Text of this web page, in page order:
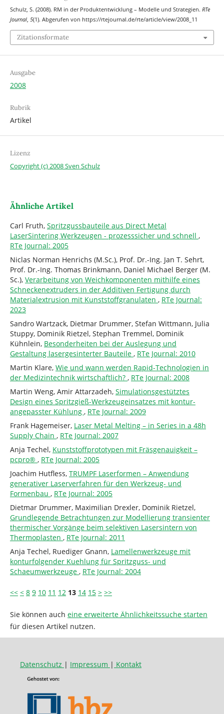
Schulz, S. (2008). RM in der Produktentwicklung – Modelle und Strategien. RTe
Journal, 5(1). Abgerufen von https://rtejournal.de/rte/article/view/2008_11
Zitationsformate
Ausgabe
2008
Rubrik
Artikel
Lizenz
Copyright (c) 2008 Sven Schulz
Ähnliche Artikel
Carl Fruth, Spritzgussbauteile aus Direct Metal
LaserSintering Werkzeugen - prozesssicher und schnell ,
RTe Journal: 2005
Niclas Norman Henrichs (M.Sc.), Prof. Dr.-Ing. Jan T. Sehrt,
Prof. Dr.-Ing. Thomas Brinkmann, Daniel Michael Berger (M.
Sc.), Verarbeitung von Weichkomponenten mithilfe eines
Schneckenextruders in der Additiven Fertigung durch
Materialextrusion mit Kunststoffgranulaten , RTe Journal:
2023
Sandro Wartzack, Dietmar Drummer, Stefan Wittmann, Julia
Stuppy, Dominik Rietzel, Stephan Tremmel, Dominik
Kühnlein, Besonderheiten bei der Auslegung und
Gestaltung lasergesinterter Bauteile , RTe Journal: 2010
Martin Klare, Wie und wann werden Rapid-Technologien in
der Medizintechnik wirtschaftlich? , RTe Journal: 2008
Martin Weng, Amir Attarzadeh, Simulationsgestütztes
Design eines Spritzgieß-Werkzeugeinsatzes mit kontur-
angepasster Kühlung , RTe Journal: 2009
Frank Hagemeiser, Laser Metal Melting – in Series in a 48h
Supply Chain , RTe Journal: 2007
Anja Techel, Kunststoffprototypen mit Fräsgenauigkeit –
pcpro® , RTe Journal: 2005
Joachim Hutfless, TRUMPF Laserformen – Anwendung
generativer Laserverfahren für den Werkzeug- und
Formenbau , RTe Journal: 2005
Dietmar Drummer, Maximilian Drexler, Dominik Rietzel,
Grundlegende Betrachtungen zur Modellierung transienter
thermischer Vorgänge beim selektiven Lasersintern von
Thermoplasten , RTe Journal: 2011
Anja Techel, Ruediger Gnann, Lamellenwerkzeuge mit
konturfolgender Kuehlung für Spritzguss- und
Schaeumwerkzeuge , RTe Journal: 2004
<< < 8 9 10 11 12 13 14 15 > >>
Sie können auch eine erweiterte Ähnlichkeitssuche starten
für diesen Artikel nutzen.
Datenschutz | Impressum | Kontakt